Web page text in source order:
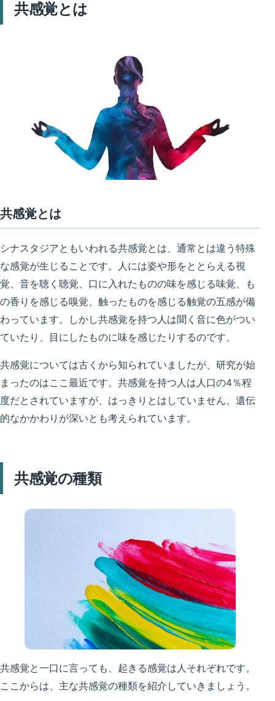
共感覚とは
共感覚とは
シナスタジアともいわれる共感覚とは、 通常とは違う特殊
な感覚が生じること です。人には姿や形をととらえる視
覚、音を聴く聴覚、口に入れたものの味を感じる味覚、も
の香りを感じる嗅覚、触ったものを感じる触覚の五感が備
わっています。しかし共感覚を持つ人は聞く音に色がつい
ていたり、目にしたものに味を感じたりするのです。
共感覚については古くから知られていましたが、研究が始
まったのはここ最近です。共感覚を持つ人は人口の4％程
度だとされていますが、はっきりとはしていません。遺伝
的なかかわりが深いとも考えられています。
共感覚の種類
共感覚と一口に言っても、起きる感覚は人それぞれです。
ここからは、主な共感覚の種類を紹介していきましょう。